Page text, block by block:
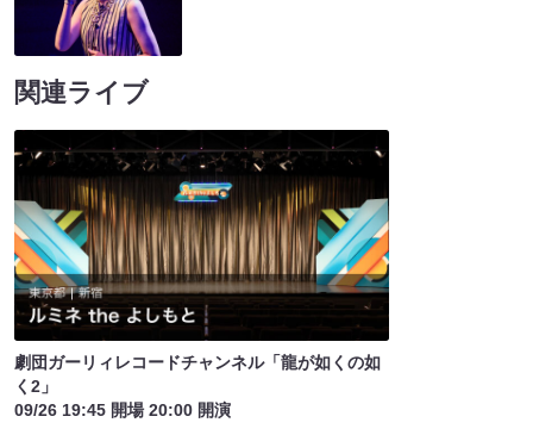
関連ライブ
劇団ガーリィレコードチャンネル「龍が如くの如
く2」
09/26 19:45 開場 20:00 開演